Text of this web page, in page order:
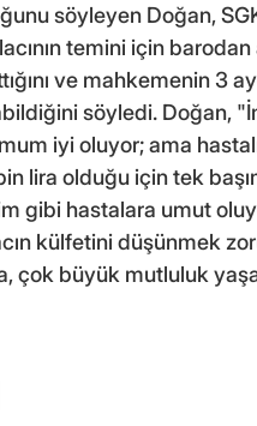
söyleyen Doğan,
temini için
ve mahkemenin 3
söyledi. Doğan,
iyi oluyor; ama
lira olduğu için tek
gibi hastalara umut
külfetini düşünmek
çok büyük mutluluk